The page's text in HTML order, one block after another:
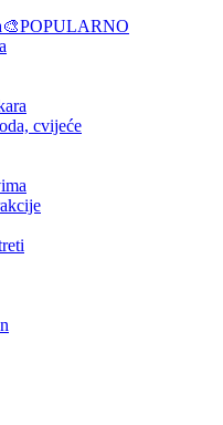
POPULARNO
cvijeće